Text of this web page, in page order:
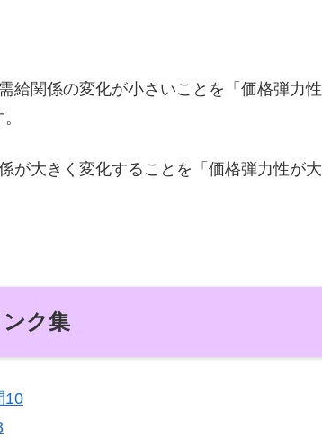
給関係の変化が小さいことを「価格弾力性
が大きく変化することを「価格弾力性が大
ク集
10